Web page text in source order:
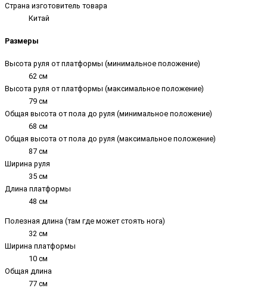
Страна изготовитель товара
Китай
Размеры
Высота руля от платформы (минимальное положение)
62 см
Высота руля от платформы (максимальное положение)
79 см
Общая высота от пола до руля (минимальное положение)
68 см
Общая высота от пола до руля (максимальное положение)
87 см
Ширина руля
35 см
Длина платформы
48 см
Полезная длина (там где может стоять нога)
32 см
Ширина платформы
10 см
Общая длина
77 см